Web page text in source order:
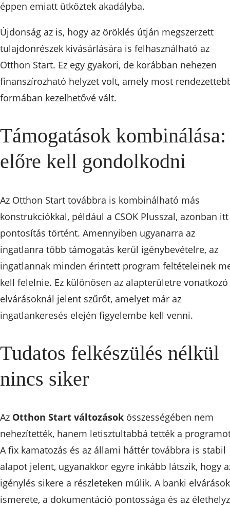
éppen emiatt ütköztek akadályba.
Újdonság az is, hogy az öröklés útján megszerzett
tulajdonrészek kivásárlására is felhasználható az
Otthon Start. Ez egy gyakori, de korábban nehezen
finanszírozható helyzet volt, amely most
formában kezelhetővé vált.
Támogatások kombinálása:
előre kell gondolkodni
Az Otthon Start továbbra is kombinálható más
konstrukciókkal, például a CSOK Plusszal, azonban
pontosítás történt. Amennyiben ugyanarra az
ingatlanra több támogatás kerül igénybevételre, az
ingatlannak minden érintett program feltételeinek
kell felelnie. Ez különösen az alapterületre vonatkozó
elvárásoknál jelent szűrőt, amelyet már az
ingatlankeresés elején figyelembe kell venni.
Tudatos felkészülés nélkül
nincs siker
Az Otthon Start változások összességében nem
nehezítették, hanem letisztultabbá tették a
A fix kamatozás és az állami háttér továbbra is stabil
alapot jelent, ugyanakkor egyre inkább látszik, hogy
igénylés sikere a részleteken múlik. A banki elvárások
ismerete, a dokumentáció pontossága és az